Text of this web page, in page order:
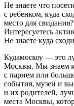
Не знаете что
с ребенком, куда
место для
Интересуетесь
Не знаете куда
Кудамоскоу — это
Москвы. Мы знаем
с парнем или
события, музеи и
и их родителей,
места Москвы,